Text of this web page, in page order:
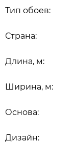
Длина, м:
Ширина, м:
Дизайн:
Основа:
Страна:
Тип обоев: